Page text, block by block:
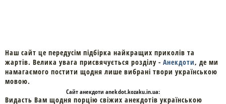
Наш сайт це передусім підбірка найкращих приколів та
жартів. Велика увага присвячується розділу - Анекдоти, де ми
намагаємого постити щодня лише вибрані твори українською
мовою.
Cайтанекдоти anekdot.kozaku.in.ua:
Видасть Вам щодня порцію свіжих анекдотів українською